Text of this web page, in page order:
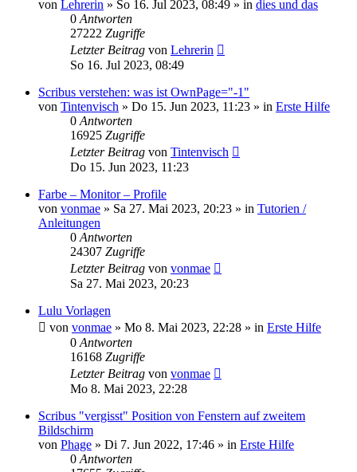
von Lehrerin » So 16. Jul 2023, 08:49 » in dies und das
0 Antworten
27222 Zugriffe
Letzter Beitrag von Lehrerin
So 16. Jul 2023, 08:49
Scribus verstehen: was ist OwnPage="-1"
von Tintenvisch » Do 15. Jun 2023, 11:23 » in Erste Hilfe
0 Antworten
16925 Zugriffe
Letzter Beitrag von Tintenvisch
Do 15. Jun 2023, 11:23
Farbe – Monitor – Profile
von vonmae » Sa 27. Mai 2023, 20:23 » in Tutorien /
Anleitungen
0 Antworten
24307 Zugriffe
Letzter Beitrag von vonmae
Sa 27. Mai 2023, 20:23
Lulu Vorlagen
von vonmae » Mo 8. Mai 2023, 22:28 » in Erste Hilfe
0 Antworten
16168 Zugriffe
Letzter Beitrag von vonmae
Mo 8. Mai 2023, 22:28
Scribus "vergisst" Position von Fenstern auf zweitem
Bildschirm
von Phage » Di 7. Jun 2022, 17:46 » in Erste Hilfe
0 Antworten